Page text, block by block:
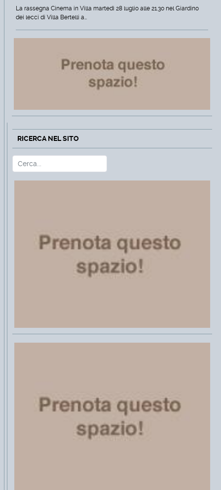
La rassegna Cinema in Villa martedì 28 luglio alle 21.30 nel Giardino
dei lecci di Villa Bertelli a…
RICERCA NEL SITO
Cerca Type 2 or more characters for